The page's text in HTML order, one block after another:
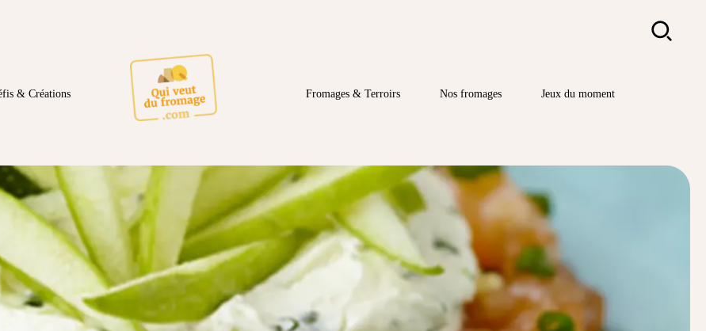
Rechercher
& Créations Fromages & Terroirs Nos fromages Jeux du moment